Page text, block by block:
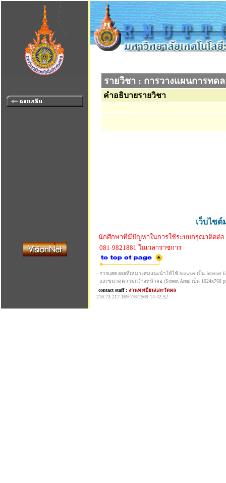
รายวิชา : การวางแผนการทด
คำอธิบายรายวิชา
เว็บไซ
นักศึกษาที่มีปัญหาในการใช้ระบบกรุณาติดต่อ
081-9821881 ในเวลาราชการ
- การแสดงผลที่เหมาะสมแนะนำให้ใช้ browser เป็น Internet
และขนาดความกว้างหน้าจอ (Screen Area) เป็น 1024x768
contact staff : งานทะเบียนและวัดผล
216.73.217.169:7/8/2569 14:42:52